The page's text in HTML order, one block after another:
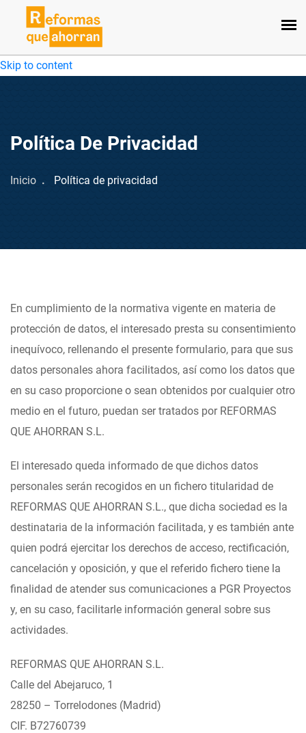
Skip to content
Política De Privacidad
Inicio Política de privacidad
En cumplimiento de la normativa vigente en materia de
protección de datos, el interesado presta su consentimiento
inequívoco, rellenando el presente formulario, para que sus
datos personales ahora facilitados, así como los datos que
en su caso proporcione o sean obtenidos por cualquier otro
medio en el futuro, puedan ser tratados por REFORMAS
QUE AHORRAN S.L.
El interesado queda informado de que dichos datos
personales serán recogidos en un fichero titularidad de
REFORMAS QUE AHORRAN S.L., que dicha sociedad es la
destinataria de la información facilitada, y es también ante
quien podrá ejercitar los derechos de acceso, rectificación,
cancelación y oposición, y que el referido fichero tiene la
finalidad de atender sus comunicaciones a PGR Proyectos
y, en su caso, facilitarle información general sobre sus
actividades.
REFORMAS QUE AHORRAN S.L.
Calle del Abejaruco, 1
28250 – Torrelodones (Madrid)
CIF. B72760739